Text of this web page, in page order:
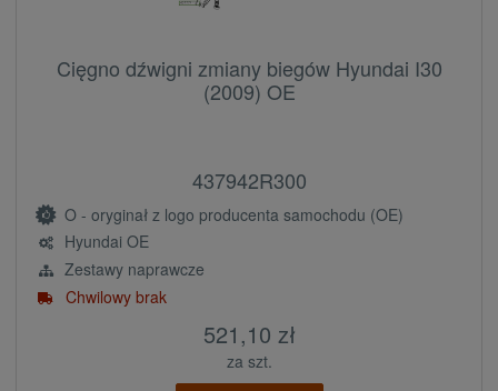
Cięgno dźwigni zmiany biegów Hyundai I30
(2009) OE
437942R300
O - oryginał z logo producenta samochodu (OE)
Hyundai OE
Zestawy naprawcze
Chwilowy brak
521,10 zł
za szt.